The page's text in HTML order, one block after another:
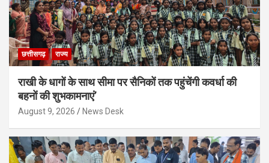
छत्तीसगढ़ राज्य
राखी के धागों के साथ सीमा पर सैनिकों तक पहुंचेंगी कवर्धा की
बहनों की शुभकामनाएं’
August 9, 2026 News Desk